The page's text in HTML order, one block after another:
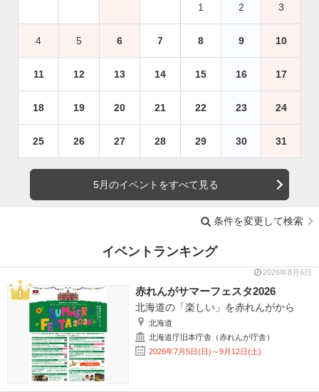
1 2 3
4 5 6 7 8 9 10
11 12 13 14 15 16 17
18 19 20 21 22 23 24
25 26 27 28 29 30 31
5月のイベントをすべて見る
条件を変更して検索
イベントランキング
2026年8月6日
赤れんがサマーフェスタ2026
北海道の「楽しい」を赤れんがから
北海道
北海道庁旧本庁舎（赤れんが庁舎）
2026年7月5日(日)～9月12日(土)